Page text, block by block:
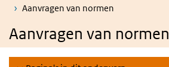
Aanvragen van normen
Aanvragen van normen